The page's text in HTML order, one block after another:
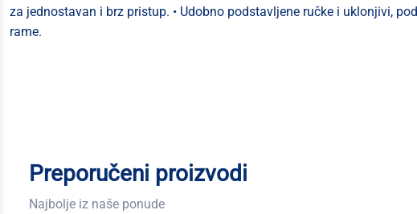
za jednostavan i brz pristup. • Udobno podstavljene ručke i uklonjivi,
rame.
Preporučeni proizvodi
Najbolje iz naše ponude